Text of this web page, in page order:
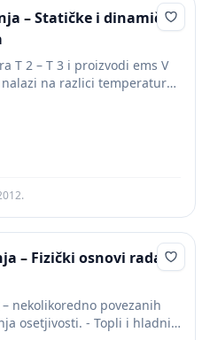
– Statičke i dinamičke
T 2 – T 3 i proizvodi ems V
na razlici temperatura
– Fizički osnovi rada
nekolikoredno povezanih
osetjivosti. - Topli i hladni